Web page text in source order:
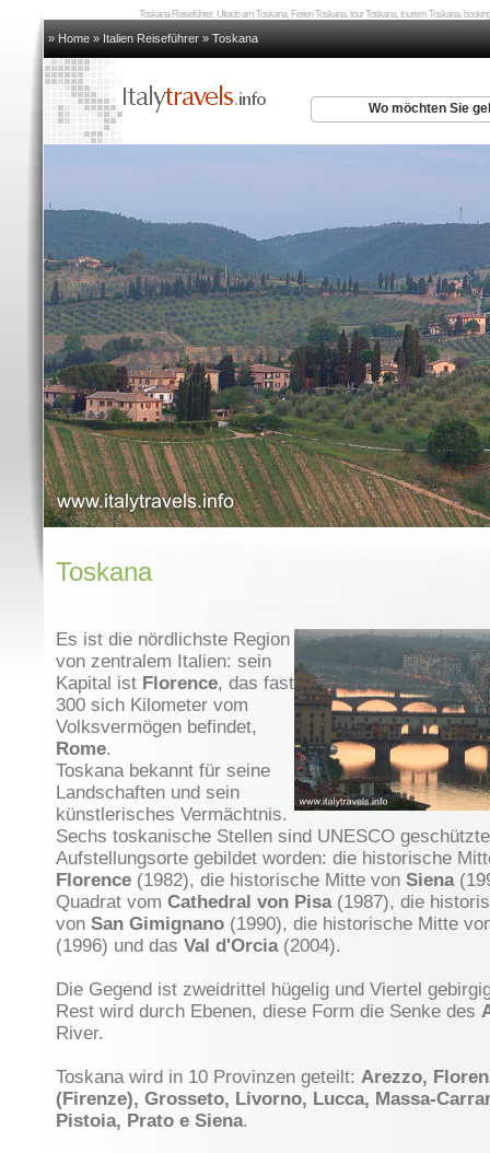
Toskana Reiseführer, Ulraub am Toskana, Ferien Toskana, tour Toskana, tourism Toskana,
» Home » Italien Reiseführer » Toskana
Wo möchten Sie
Toskana
Es ist die nördlichste Region
von zentralem Italien: sein
Kapital ist Florence, das fast
300 sich Kilometer vom
Volksvermögen befindet,
Rome.
Toskana bekannt für seine
Landschaften und sein
künstlerisches Vermächtnis.
Sechs toskanische Stellen sind UNESCO geschützte
Aufstellungsorte gebildet worden: die historische
Florence (1982), die historische Mitte von Siena
Quadrat vom Cathedral von Pisa(1987), die
von San Gimignano (1990), die historische Mitte
(1996) und das Val d'Orcia(2004).
Die Gegend ist zweidrittel hügelig und Viertel
Rest wird durch Ebenen, diese Form die Senke des
River.
Toskana wird in 10 Provinzen geteilt: Arezzo,
(Firenze), Grosseto, Livorno, Lucca, Massa-
Pistoia, Prato e Siena.